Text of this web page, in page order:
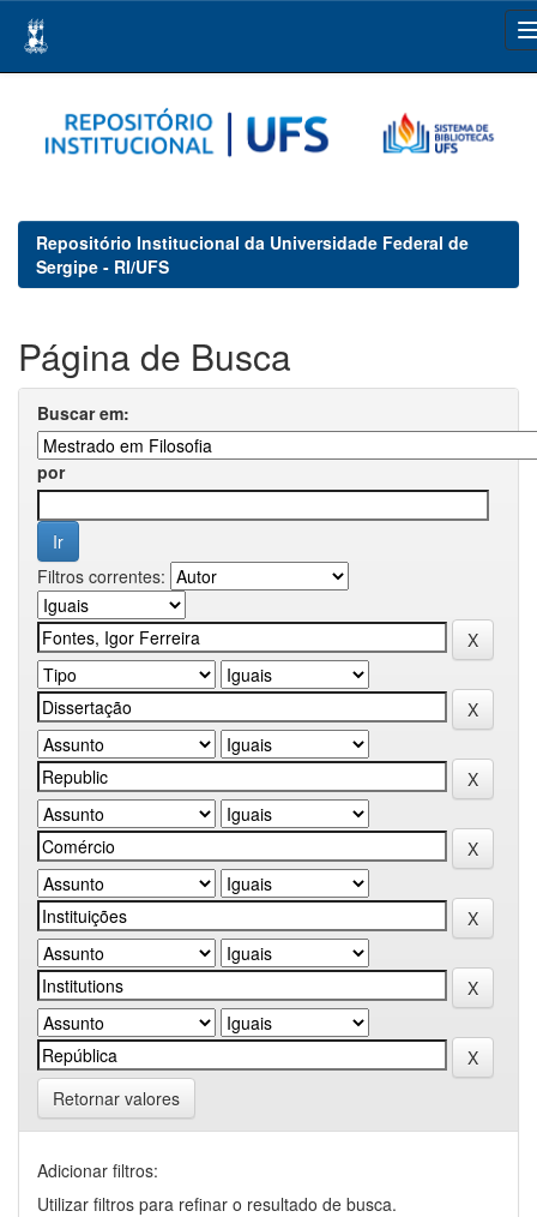
navigation
Repositório Institucional da Universidade Federal de
Sergipe - RI/UFS
Página de Busca
Buscar em:
por
Filtros correntes:
Retornar valores
Adicionar filtros:
Utilizar filtros para refinar o resultado de busca.